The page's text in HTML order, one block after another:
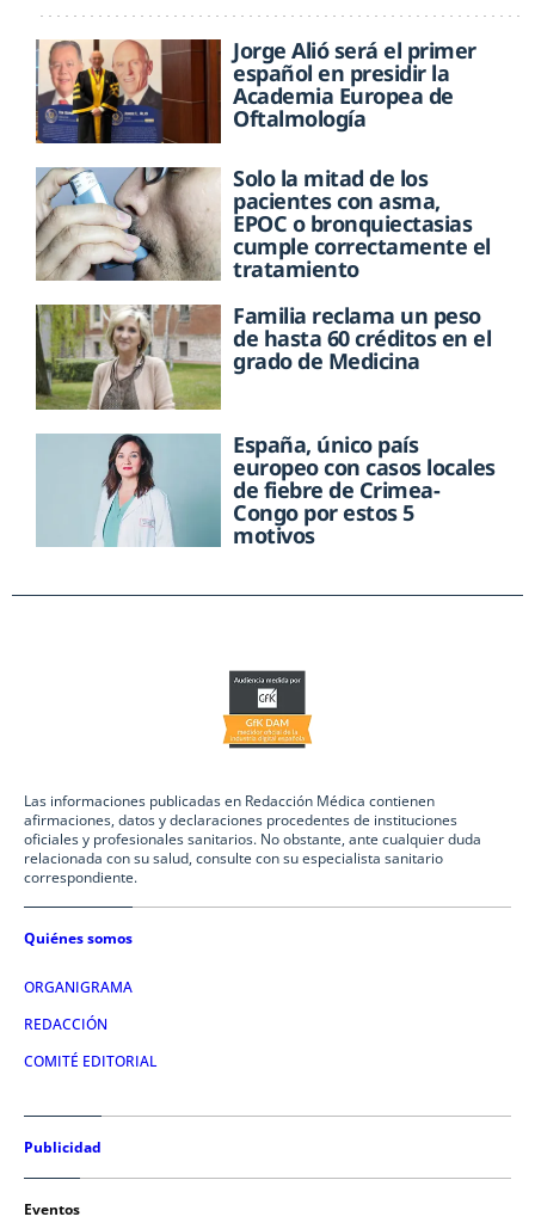
Jorge Alió será el primer
español en presidir la
Academia Europea de
Oftalmología
Solo la mitad de los
pacientes con asma,
EPOC o bronquiectasias
cumple correctamente el
tratamiento
Familia reclama un peso
de hasta 60 créditos en el
grado de Medicina
España, único país
europeo con casos locales
de fiebre de Crimea-
Congo por estos 5
motivos
Las informaciones publicadas en Redacción Médica contienen
afirmaciones, datos y declaraciones procedentes de instituciones
oficiales y profesionales sanitarios. No obstante, ante cualquier duda
relacionada con su salud, consulte con su especialista sanitario
correspondiente.
Quiénes somos
ORGANIGRAMA
REDACCIÓN
COMITÉ EDITORIAL
Publicidad
Eventos